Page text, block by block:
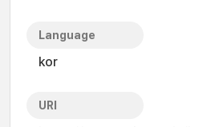
Language
kor
URI